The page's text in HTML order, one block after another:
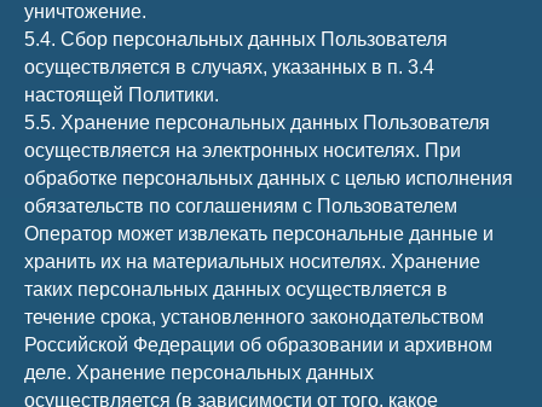
уничтожение.
5.4. Сбор персональных данных Пользователя
осуществляется в случаях, указанных в п. 3.4
настоящей Политики.
5.5. Хранение персональных данных Пользователя
осуществляется на электронных носителях. При
обработке персональных данных с целью исполнения
обязательств по соглашениям с Пользователем
Оператор может извлекать персональные данные и
хранить их на материальных носителях. Хранение
таких персональных данных осуществляется в
течение срока, установленного законодательством
Российской Федерации об образовании и архивном
деле. Хранение персональных данных
осуществляется (в зависимости от того, какое